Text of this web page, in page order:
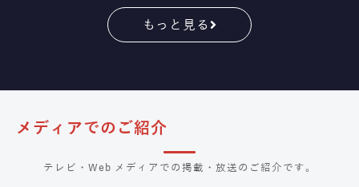
もっと見る
メディアでのご紹介
テレビ・Web メディアでの掲載・放送のご紹介です。